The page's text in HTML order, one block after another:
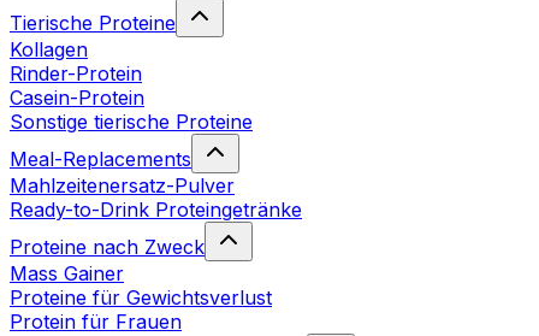
Tierische Proteine
Kollagen
Rinder-Protein
Casein-Protein
Sonstige tierische Proteine
Meal-Replacements
Mahlzeitenersatz-Pulver
Ready-to-Drink Proteingetränke
Proteine nach Zweck
Mass Gainer
Proteine für Gewichtsverlust
Protein für Frauen